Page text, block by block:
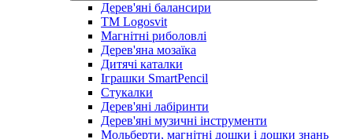
Дерев'яні балансири
TM Logosvit
Магнітні риболовлі
Дерев'яна мозаїка
Дитячі каталки
Іграшки SmartPencil
Стукалки
Дерев'яні лабіринти
Дерев'яні музичні інструменти
Мольберти, магнітні дошки і дошки знань